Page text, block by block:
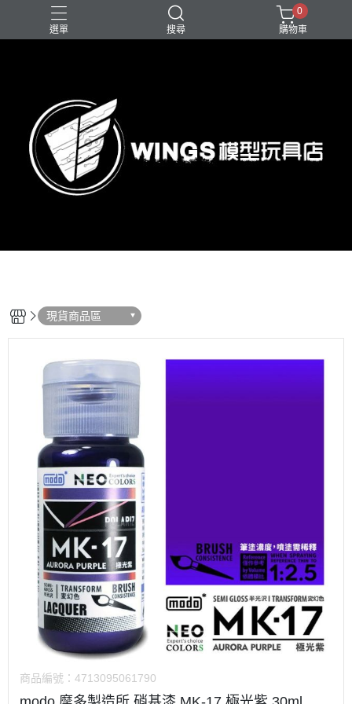
選單 搜尋
0
購物車
現貨商品區
商品編號： 4713095061790